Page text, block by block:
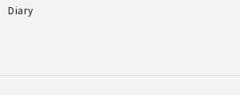
Diary